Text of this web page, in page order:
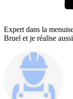
Expert dans la
Bruel et je réalise